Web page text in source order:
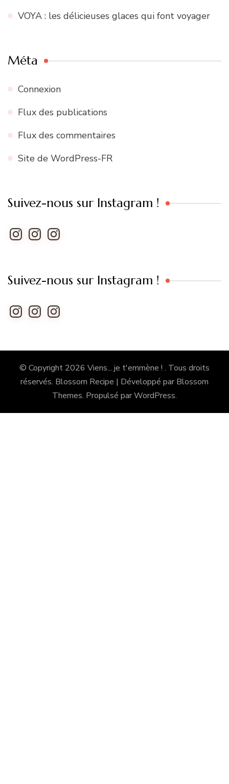
VOYA : les délicieuses glaces qui font voyager
Méta
Connexion
Flux des publications
Flux des commentaires
Site de WordPress-FR
Suivez-nous sur Instagram !
Instagram
InstagramInstagram
Suivez-nous sur Instagram !
Instagram
InstagramInstagram
© Copyright 2026 Viens... je t'emmène ! . Tous droits
réservés. Blossom Recipe | Développé par Blossom
Themes. Propulsé parWordPress.